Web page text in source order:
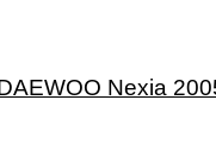
Nexia